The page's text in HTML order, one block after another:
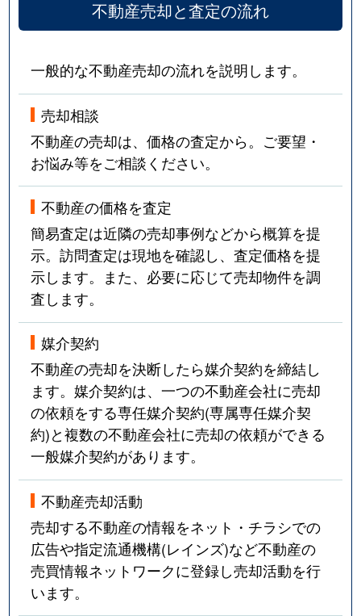
不動産売却と査定の流れ
一般的な不動産売却の流れを説明します。
売却相談
不動産の売却は、価格の査定から。ご要望・
お悩み等をご相談ください。
不動産の価格を査定
簡易査定は近隣の売却事例などから概算を提
示。訪問査定は現地を確認し、査定価格を提
示します。また、必要に応じて売却物件を調
査します。
媒介契約
不動産の売却を決断したら媒介契約を締結し
ます。媒介契約は、一つの不動産会社に売却
の依頼をする専任媒介契約(専属専任媒介契
約)と複数の不動産会社に売却の依頼ができる
一般媒介契約があります。
不動産売却活動
売却する不動産の情報をネット・チラシでの
広告や指定流通機構(レインズ)など不動産の
売買情報ネットワークに登録し売却活動を行
います。